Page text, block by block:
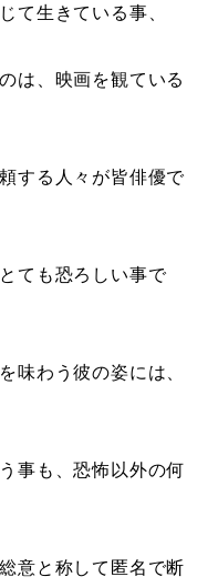
て生きている事、
は、映画を観ている
する人々が皆俳優で
ても恐ろしい事で
味わう彼の姿には、
事も、恐怖以外の何
意と称して匿名で断